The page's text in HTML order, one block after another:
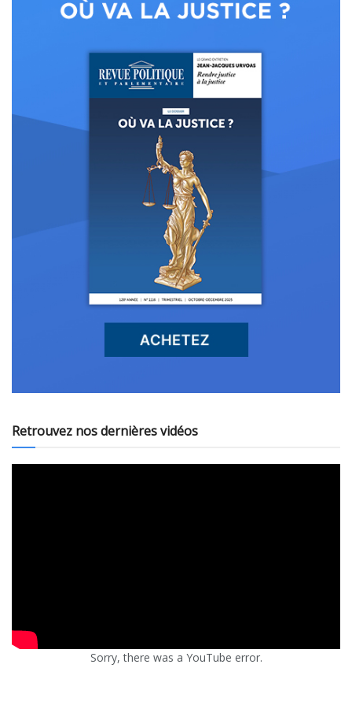
Retrouvez nos dernières vidéos
Sorry, there was a YouTube error.